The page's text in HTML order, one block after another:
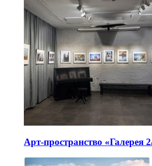
Арт-пространство «Галерея